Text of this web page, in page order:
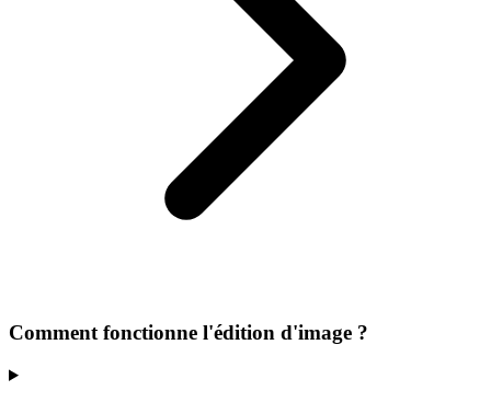
Comment fonctionne l'édition d'image ?